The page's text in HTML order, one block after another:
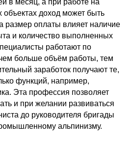
в месяц, а при работе на
доход может быть
размер оплаты влияет наличие
и количество выполненных
работают по
больше объём работы, тем
заработок получают те,
функций, например,
Эта профессия позволяет
и при желании развиваться
до руководителя бригады
альпинизму.